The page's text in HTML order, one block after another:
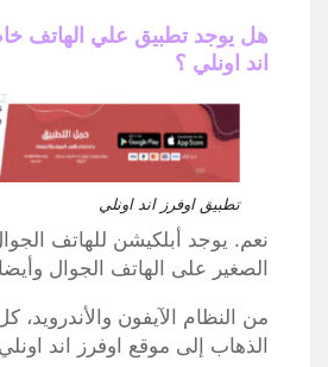
هل يوجد تطبيق علي الهاتف
اند اونلي ؟
تطبيق اوفرز اند اونلي
نعم. يوجد أبلكيشن للهاتف
الصغير على الهاتف الجوال
من النظام الآيفون والأندرويد،
الذهاب إلى موقع اوفرز اند